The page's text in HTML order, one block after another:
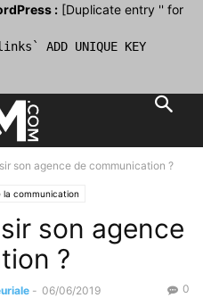
: [Duplicate entry '' for
ADD UNIQUE KEY
son agence de communication ?
la communication
son agence
?
- 06/06/2019 0